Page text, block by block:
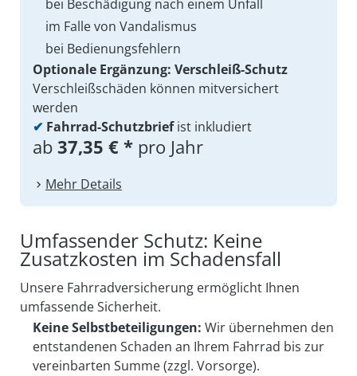
bei Beschädigung nach einem Unfall
im Falle von Vandalismus
bei Bedienungsfehlern
Optionale Ergänzung: Verschleiß-Schutz
Verschleißschäden können mitversichert
werden
✔ Fahrrad-Schutzbriefist inkludiert
ab 37,35 € *pro Jahr
Mehr Details
Umfassender Schutz: Keine
Zusatzkosten im Schadensfall
Unsere Fahrradversicherung ermöglicht Ihnen
umfassende Sicherheit.
Keine Selbstbeteiligungen: Wir übernehmen den
entstandenen Schaden an Ihrem Fahrrad bis zur
vereinbarten Summe (zzgl. Vorsorge).